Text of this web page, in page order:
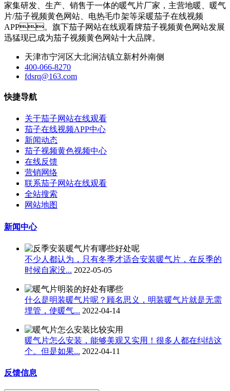
家集研发、生产、销售于一体的暖气片厂家，主营地暖、暖气
片/茄子视频黄色网站、电热毛巾架等采暖茄子在线视频
APP。旗下茄子网站在线观看牌茄子视频黄色网站发展
迅猛现已成为茄子视频黄色网站十大品牌。
天津市宁河区大北涧沽镇立新村外南侧
400-066-8270
fdsrq@163.com
快捷导航
关于茄子网站在线观看
茄子在线视频APP中心
新闻动态
茄子视频黄色视频中心
在线反馈
营销网络
联系茄子网站在线观看
全站搜索
网站地图
新闻中心
不少人都认为，只有冬季才适合安装暖气片​，在反季的
时候自家没... 2022-05-05
什么是明装暖气片呢？顾名思义，明装暖气片就是无需
埋管，使暖气... 2022-04-14
暖气片怎么安装，能够美观又实用！很多人都在纠结这
个。但是如果... 2022-04-11
反馈信息